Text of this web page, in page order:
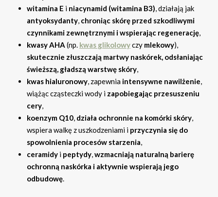
witamina E i niacynamid (witamina B3), działają jak
antyoksydanty, chroniąc skórę przed szkodliwymi
czynnikami zewnętrznymi i wspierając regenerację,
kwasy AHA (np. kwas glikolowyczy mlekowy),
skutecznie złuszczają martwy naskórek, odsłaniając
świeższą, gładszą warstwę skóry,
kwas hialuronowy, zapewnia intensywne nawilżenie,
wiążąc cząsteczki wody i zapobiegając przesuszeniu
cery,
koenzym Q10, działa ochronnie na komórki skóry,
wspiera walkę z uszkodzeniami i przyczynia się do
spowolnienia procesów starzenia,
ceramidy i peptydy,wzmacniają naturalną barierę
ochronną naskórka i aktywnie wspierają jego
odbudowę.